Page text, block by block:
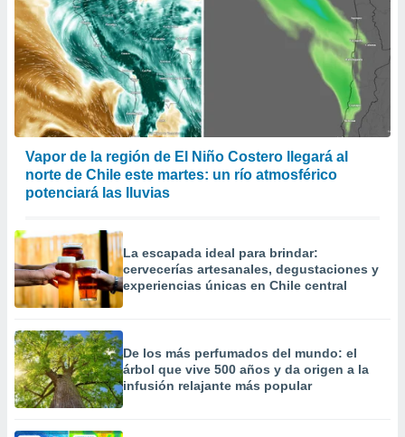
Vapor de la región de El Niño Costero llegará al
norte de Chile este martes: un río atmosférico
potenciará las lluvias
La escapada ideal para brindar:
cervecerías artesanales, degustaciones y
experiencias únicas en Chile central
De los más perfumados del mundo: el
árbol que vive 500 años y da origen a la
infusión relajante más popular